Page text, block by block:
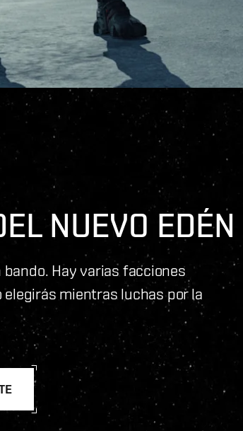
NUEVO EDÉN
Hay varias facciones
mientras luchas por la